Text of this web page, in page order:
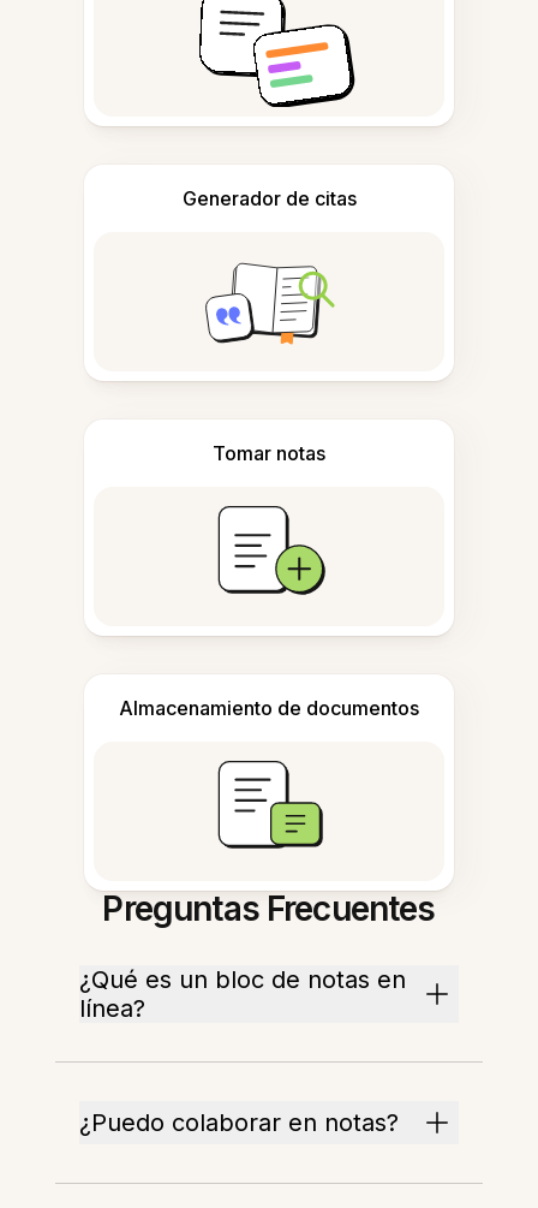
Generador de citas
Tomar notas
Almacenamiento de documentos
Preguntas Frecuentes
¿Qué es un bloc de notas en
línea?
¿Puedo colaborar en notas?